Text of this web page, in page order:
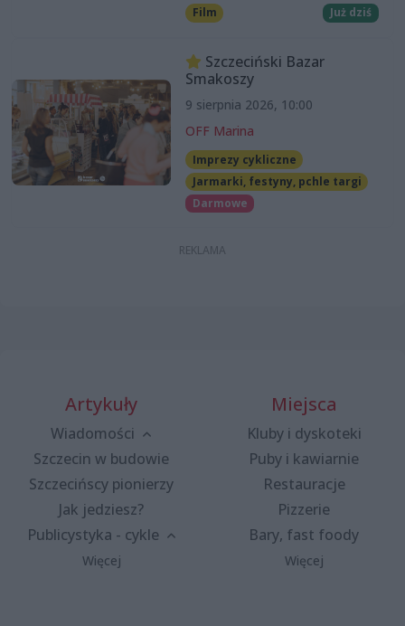
Film Już dziś
Szczeciński Bazar
Smakoszy
9 sierpnia 2026, 10:00
OFF Marina
Imprezy cykliczne
Jarmarki, festyny, pchle targi
Darmowe
Artykuły
Wiadomości
Szczecin w budowie
Szczecińscy pionierzy
Jak jedziesz?
Publicystyka - cykle
Więcej
Miejsca
Kluby i dyskoteki
Puby i kawiarnie
Restauracje
Pizzerie
Bary, fast foody
Więcej